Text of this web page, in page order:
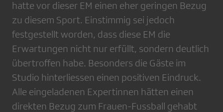
hatte vor dieser EM einen eher geringen Bezug
zu diesem Sport. Einstimmig sei jedoch
festgestellt worden, dass diese EM die
Erwartungen nicht nur erfüllt, sondern deutlich
übertroffen habe. Besonders die Gäste im
Studio hinterliessen einen positiven Eindruck.
Alle eingeladenen Expertinnen hätten einen
direkten Bezug zum Frauen-Fussball gehabt